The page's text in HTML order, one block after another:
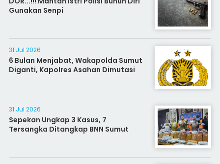
Gunakan Senpi
31 Jul 2026
6 Bulan Menjabat, Wakapolda Sumut
Diganti, Kapolres Asahan Dimutasi
31 Jul 2026
Sepekan Ungkap 3 Kasus, 7
Tersangka Ditangkap BNN Sumut